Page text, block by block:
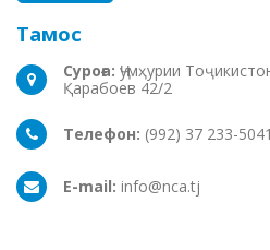
Тамос
Суроға: Ҷумҳурии
Қарабоев 42/2
Телефон: (992) 37 233-5041
E-mail: info@nca.tj